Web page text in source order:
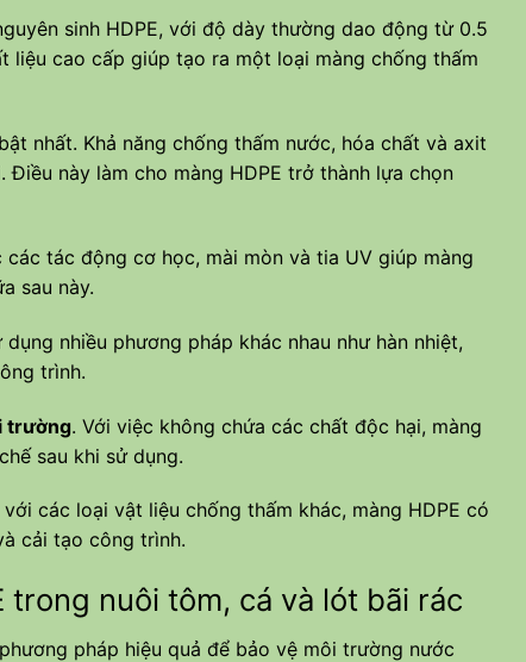
sinh HDPE, với độ dày thường dao động từ 0.5
liệu cao cấp giúp tạo ra một loại màng chống thấm
nhất. Khả năng chống thấm nước, hóa chất và axit
này làm cho màng HDPE trở thành lựa chọn
các tác động cơ học, mài mòn và tia UV giúp màng
sau này.
nhiều phương pháp khác nhau như hàn nhiệt,
trình.
trường. Với việc không chứa các chất độc hại, màng
sau khi sử dụng.
với các loại vật liệu chống thấm khác, màng HDPE có
cải tạo công trình.
nuôi tôm, cá và lót bãi rác
pháp hiệu quả để bảo vệ môi trường nước